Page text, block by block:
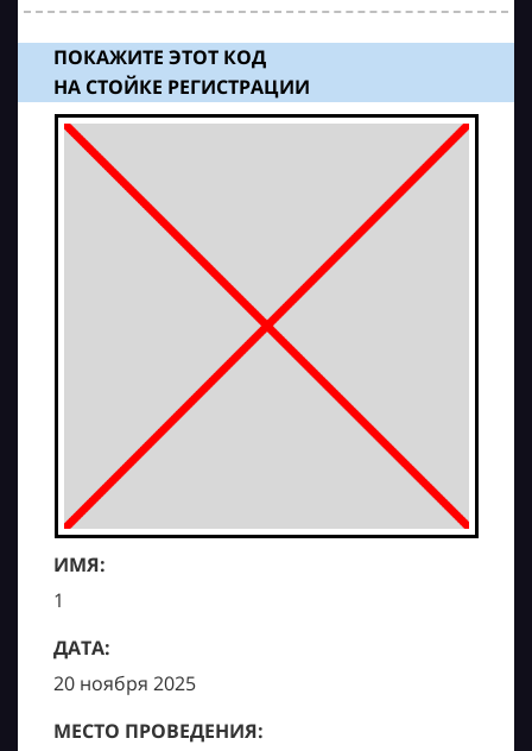
ПОКАЖИТЕ ЭТОТ КОД
НА СТОЙКЕ РЕГИСТРАЦИИ
ИМЯ:
1
ДАТА:
20 ноября 2025
МЕСТО ПРОВЕДЕНИЯ: